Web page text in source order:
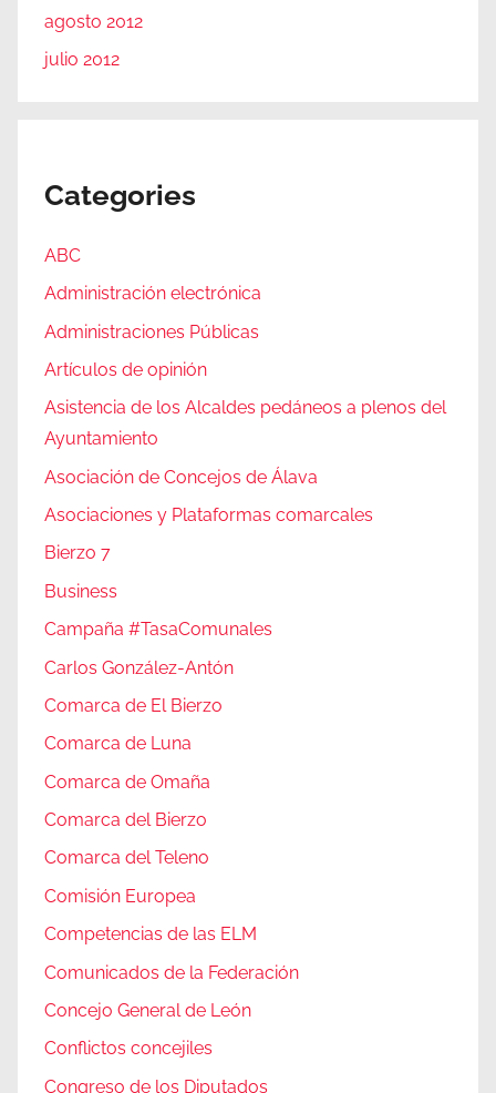
agosto 2012
julio 2012
Categories
ABC
Administración electrónica
Administraciones Públicas
Artículos de opinión
Asistencia de los Alcaldes pedáneos a plenos del
Ayuntamiento
Asociación de Concejos de Álava
Asociaciones y Plataformas comarcales
Bierzo 7
Business
Campaña #TasaComunales
Carlos González-Antón
Comarca de El Bierzo
Comarca de Luna
Comarca de Omaña
Comarca del Bierzo
Comarca del Teleno
Comisión Europea
Competencias de las ELM
Comunicados de la Federación
Concejo General de León
Conflictos concejiles
Congreso de los Diputados